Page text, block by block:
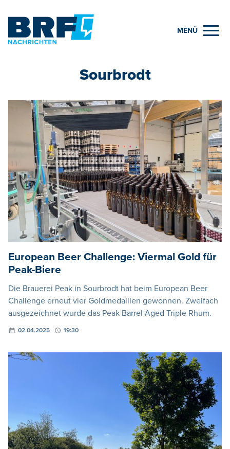
MENÜ
Sourbrodt
European Beer Challenge: Viermal Gold für
Peak-Biere
Die Brauerei Peak in Sourbrodt hat beim European Beer
Challenge erneut vier Goldmedaillen gewonnen. Zweifach
ausgezeichnet wurde das Peak Barrel Aged Triple Rhum.
02.04.2025 19:30